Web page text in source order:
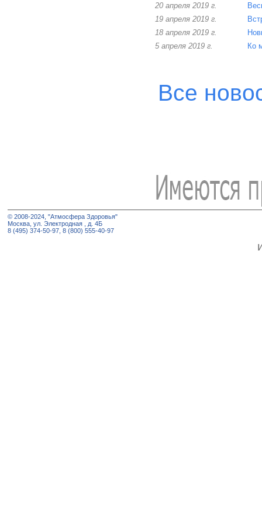
20 апреля 2019 г.
19 апреля 2019 г.
18 апреля 2019 г.
5 апреля 2019 г.
Ко
Все
© 2008-2024, "Атмосфера Здоровья"
Москва, ул. Электродная , д. 4Б
8 (495) 374-50-97, 8 (800) 555-40-97